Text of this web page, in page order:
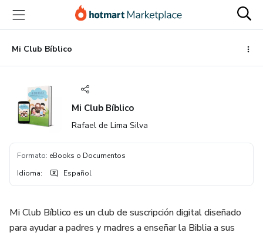
principal
página
de
página
Mi Club Bíblico
Mi Club Bíblico
Rafael de Lima Silva
Formato: eBooks o Documentos
Idioma: Español
Mi Club Bíblico es un club de suscripción digital diseñado
para ayudar a padres y madres a enseñar la Biblia a sus